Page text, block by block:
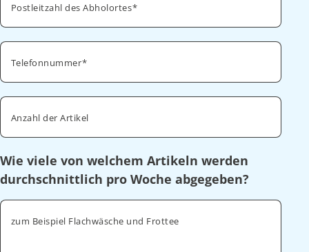
Postleitzahl des Abholortes
Telefonnummer
Anzahl der Artikel
Wie viele von welchem Artikeln werden
durchschnittlich pro Woche abgegeben?
zum Beispiel Flachwäsche und Frottee